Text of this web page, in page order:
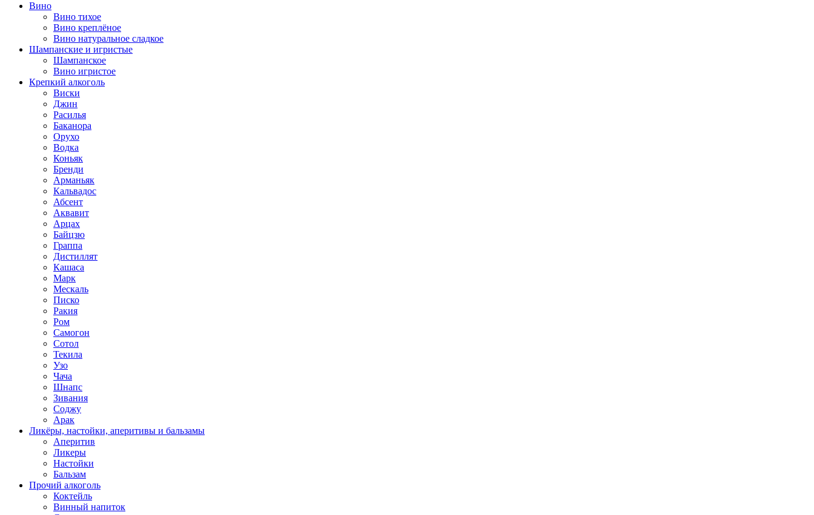
Вино
Вино тихое
Вино креплёное
Вино натуральное сладкое
Шампанские и игристые
Шампанское
Вино игристое
Крепкий алкоголь
Виски
Джин
Расилья
Баканора
Орухо
Водка
Коньяк
Бренди
Арманьяк
Кальвадос
Абсент
Аквавит
Арцах
Байцзю
Граппа
Дистиллят
Кашаса
Марк
Мескаль
Писко
Ракия
Ром
Самогон
Сотол
Текила
Узо
Чача
Шнапс
Зивания
Соджу
Арак
Ликёры, настойки, аперитивы и бальзамы
Аперитив
Ликеры
Настойки
Бальзам
Прочий алкоголь
Коктейль
Винный напиток